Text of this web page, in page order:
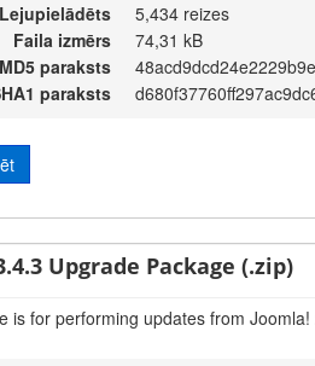
Lejupielādēts
5,434 reizes
Faila izmērs
74,31 kB
MD5 paraksts
paraksts
Upgrade Package (.zip)
is for performing updates from